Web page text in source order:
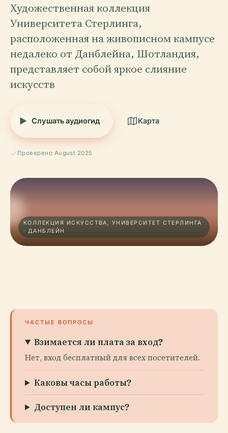
Художественная коллекция
Университета Стерлинга,
расположенная на живописном кампусе
недалеко от Данблейна, Шотландия,
представляет собой яркое слияние
искусств
Слушать аудиогид Карта
Проверено August 2025
КОЛЛЕКЦИЯ ИСКУССТВА, УНИВЕРСИТЕТ СТЕРЛИНГА
· ДАНБЛЕЙН
ЧАСТЫЕ ВОПРОСЫ
Взимается ли плата за вход?
Нет, вход бесплатный для всех посетителей.
Каковы часы работы?
Доступен ли кампус?